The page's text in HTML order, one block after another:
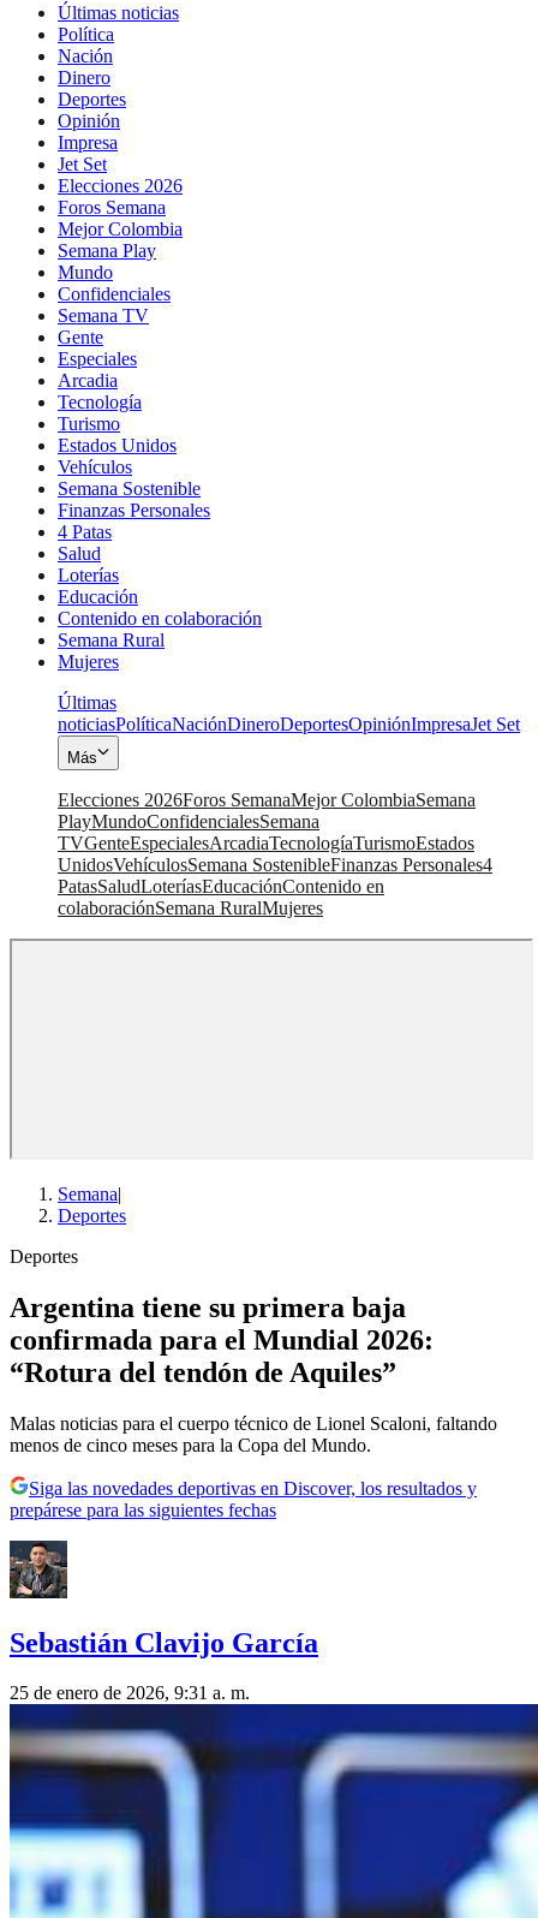
Últimas noticias
Política
Nación
Dinero
Deportes
Opinión
Impresa
Jet Set
Elecciones 2026
Foros Semana
Mejor Colombia
Semana Play
Mundo
Confidenciales
Semana TV
Gente
Especiales
Arcadia
Tecnología
Turismo
Estados Unidos
Vehículos
Semana Sostenible
Finanzas Personales
4 Patas
Salud
Loterías
Educación
Contenido en colaboración
Semana Rural
Mujeres
Últimas
noticiasPolíticaNaciónDineroDeportesOpiniónImpresaJet Set
Más
Elecciones 2026Foros SemanaMejor ColombiaSemana
PlayMundoConfidencialesSemana
TVGenteEspecialesArcadiaTecnologíaTurismoEstados
UnidosVehículosSemana SostenibleFinanzas Personales4
PatasSaludLoteríasEducaciónContenido en
colaboraciónSemana RuralMujeres
Semana|
Deportes
Deportes
Argentina tiene su primera baja
confirmada para el Mundial 2026:
“Rotura del tendón de Aquiles”
Malas noticias para el cuerpo técnico de Lionel Scaloni, faltando
menos de cinco meses para la Copa del Mundo.
Siga las novedades deportivas en Discover, los resultados y
prepárese para las siguientes fechas
Sebastián Clavijo García
25 de enero de 2026, 9:31 a. m.